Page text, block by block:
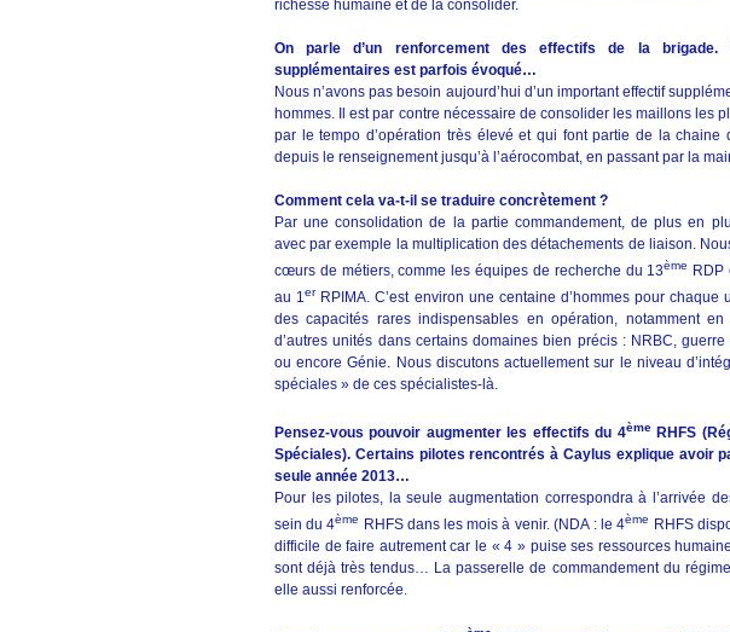
richesse humaine et de la consolider.
On parle d’un renforcement des effectifs de la
supplémentaires est parfois évoqué…
Nous n’avons pas besoin aujourd’hui d’un important effectif
hommes. Il est par contre nécessaire de consolider les maillons les
par le tempo d’opération très élevé et qui font partie de la chaine
depuis le renseignement jusqu’à l’aérocombat, en passant par la
Comment cela va-t-il se traduire concrètement ?
Par une consolidation de la partie commandement, de plus en
avec par exemple la multiplication des détachements de liaison.
cœurs de métiers, comme les équipes de recherche du 13ème
RDP
au 1er RPIMA. C’est environ une centaine d’hommes pour
des capacités rares indispensables en opération, notamment
d’autres unités dans certains domaines bien précis : NRBC,
ou encore Génie. Nous discutons actuellement sur le niveau
spéciales » de ces spécialistes-là.
Pensez-vous pouvoir augmenter les effectifs du 4èmeRHFS
Spéciales). Certains pilotes rencontrés à Caylus explique avoir
seule année 2013…
Pour les pilotes, la seule augmentation correspondra à l’arrivée
sein du 4ème RHFS dans les mois à venir. (NDA : le 4ème
RHFS
difficile de faire autrement car le « 4 » puise ses ressources
sont déjà très tendus… La passerelle de commandement du
elle aussi renforcée.